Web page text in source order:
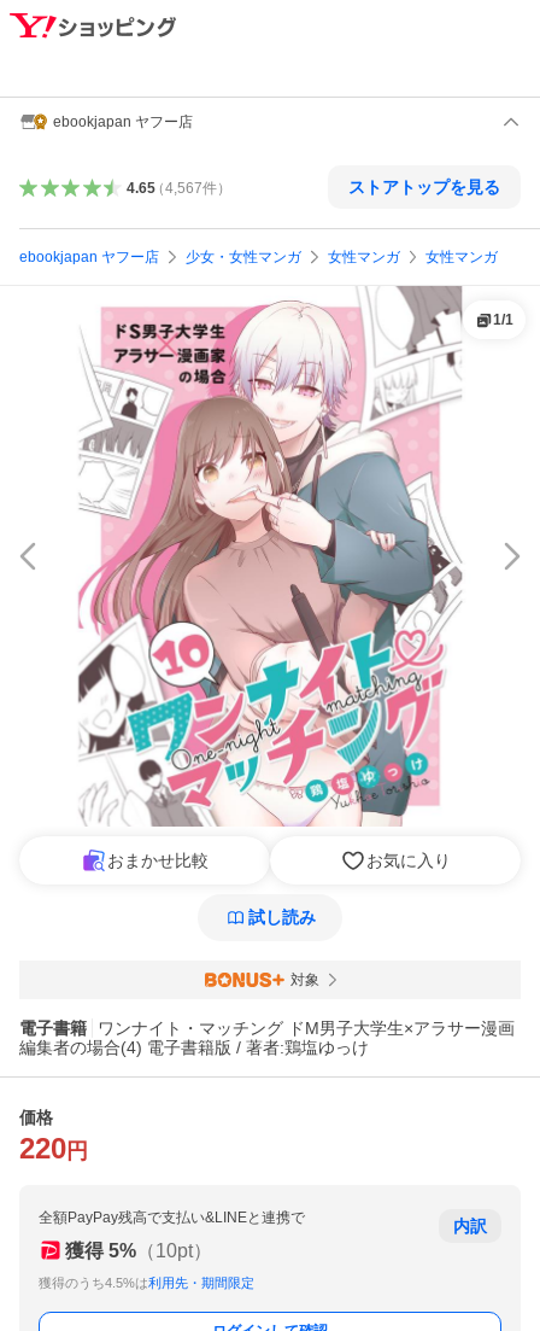
ebookjapan ヤフー店
4.65（4,567件） ストアトップを見る
ebookjapan ヤフー店 少女・女性マンガ 女性マンガ 女性マンガ
1/1
おまかせ比較 お気に入り
試し読み
対象
電子書籍
ワンナイト・マッチング ドM男子大学生×アラサー漫画
編集者の場合(4) 電子書籍版 / 著者:鶏塩ゆっけ
価格
220 円
全額PayPay残高で支払い&LINEと連携で
獲得 5% （10pt）
獲得のうち4.5%は利用先・期間限定
内訳